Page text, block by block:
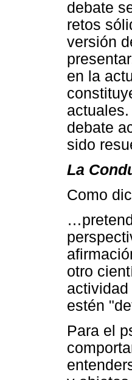
debate
retos
versión
en la
debate
sido
La
Como
otro
estén
Para el